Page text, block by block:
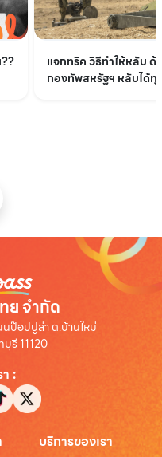
แจกทริค วิธีทำให้หลับ
กองทัพสหรัฐฯ หลับได้ทุ
ย จำกัด
ป๊อปปูล่า ต.บ้านใหม่
รี 11120
:
บริการของเรา